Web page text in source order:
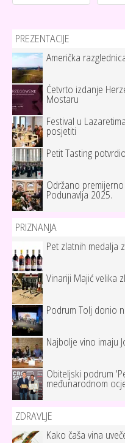
PREZENTACIJE
Američka
Četvrto izdanje
Mostaru
Festival u
posjetiti
Petit Tasting
Održano
Podunavlja 2025.
PRIZNANJA
Pet zlatnih medalja
Vinariji Majić velika
Podrum Tolj donio
Najbolje vino imaju
Obiteljski podrum
međunarodnom
ZDRAVLJE
Kako čaša vina